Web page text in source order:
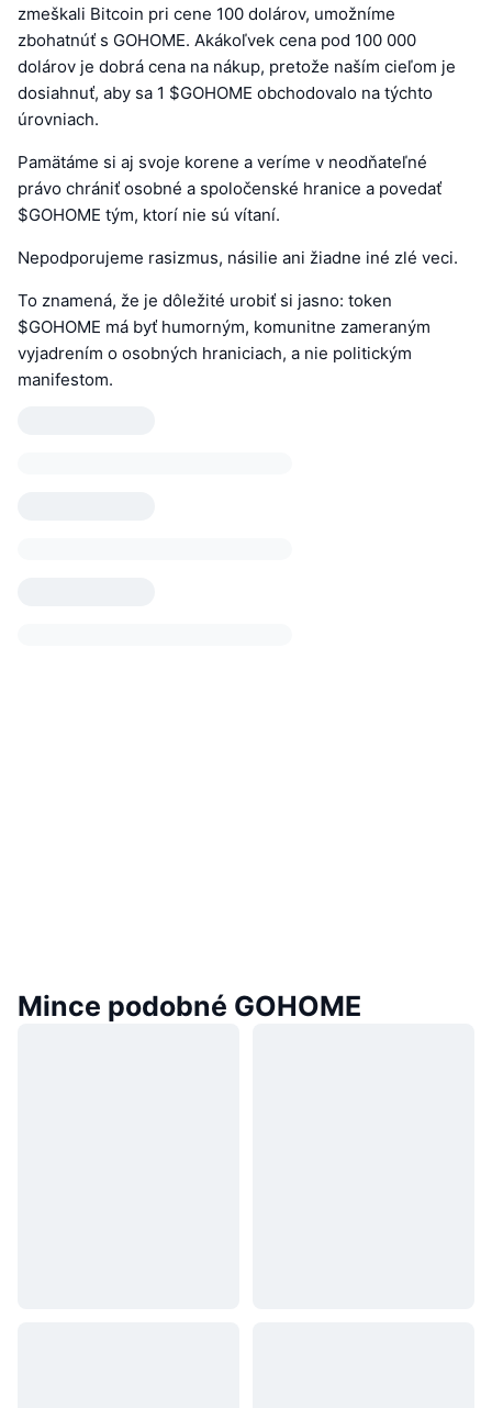
zmeškali Bitcoin pri cene 100 dolárov, umožníme
zbohatnúť s GOHOME. Akákoľvek cena pod 100 000
dolárov je dobrá cena na nákup, pretože naším cieľom je
dosiahnuť, aby sa 1 $GOHOME obchodovalo na týchto
úrovniach.
Pamätáme si aj svoje korene a veríme v neodňateľné
právo chrániť osobné a spoločenské hranice a povedať
$GOHOME tým, ktorí nie sú vítaní.
Nepodporujeme rasizmus, násilie ani žiadne iné zlé veci.
To znamená, že je dôležité urobiť si jasno: token
$GOHOME má byť humorným, komunitne zameraným
vyjadrením o osobných hraniciach, a nie politickým
manifestom.
Mince podobné GOHOME